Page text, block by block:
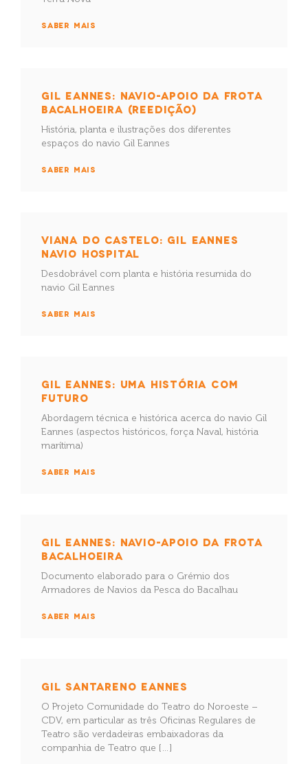
SABER MAIS
GIL EANNES: NAVIO-APOIO DA FROTA
BACALHOEIRA (REEDIÇÃO)
História, planta e ilustrações dos diferentes
espaços do navio Gil Eannes
SABER MAIS
VIANA DO CASTELO: GIL EANNES
NAVIO HOSPITAL
Desdobrável com planta e história resumida do
navio Gil Eannes
SABER MAIS
GIL EANNES: UMA HISTÓRIA COM
FUTURO
Abordagem técnica e histórica acerca do navio Gil
Eannes (aspectos históricos, força Naval, história
marítima)
SABER MAIS
GIL EANNES: NAVIO-APOIO DA FROTA
BACALHOEIRA
Documento elaborado para o Grémio dos
Armadores de Navios da Pesca do Bacalhau
SABER MAIS
GIL SANTARENO EANNES
O Projeto Comunidade do Teatro do Noroeste –
CDV, em particular as três Oficinas Regulares de
Teatro são verdadeiras embaixadoras da
companhia de Teatro que […]